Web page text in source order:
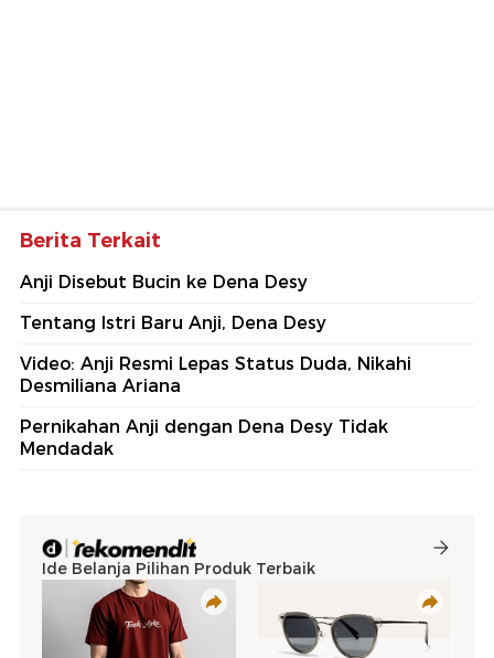
Berita Terkait
Anji Disebut Bucin ke Dena Desy
Tentang Istri Baru Anji, Dena Desy
Video: Anji Resmi Lepas Status Duda, Nikahi
Desmiliana Ariana
Pernikahan Anji dengan Dena Desy Tidak
Mendadak